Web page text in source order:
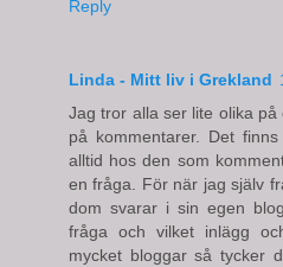
Reply
Linda - Mitt liv i Grekland
Jag tror alla ser lite olika
på kommentarer. Det
alltid hos den som
en fråga. För när jag själv
dom svarar i sin egen
fråga och vilket inlägg
mycket bloggar så tycker